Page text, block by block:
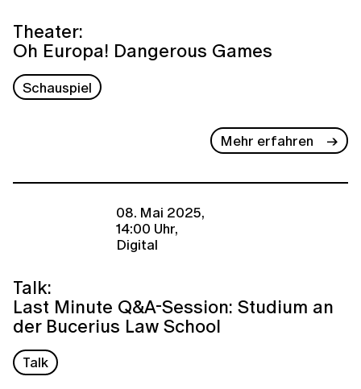
Theater:
Oh Europa! Dangerous Games
Schauspiel
Mehr erfahren
08. Mai 2025,
14:00 Uhr,
Digital
Talk:
Last Minute Q&A-Session: Studium an
der Bucerius Law School
Talk